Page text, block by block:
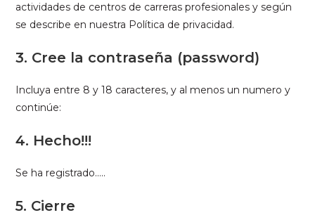
actividades de centros de carreras profesionales y según
se describe en nuestra Política de privacidad.
3. Cree la contraseña (password)
Incluya entre 8 y 18 caracteres, y al menos un numero y
continúe:
4. Hecho!!!
Se ha registrado…..
5. Cierre